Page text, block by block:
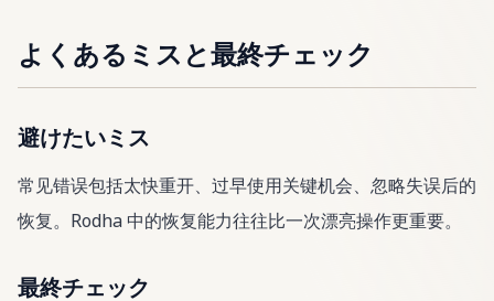
よくあるミスと最終チェック
避けたいミス
常见错误包括太快重开、过早使用关键机会、忽略失误后的
恢复。Rodha 中的恢复能力往往比一次漂亮操作更重要。
最終チェック